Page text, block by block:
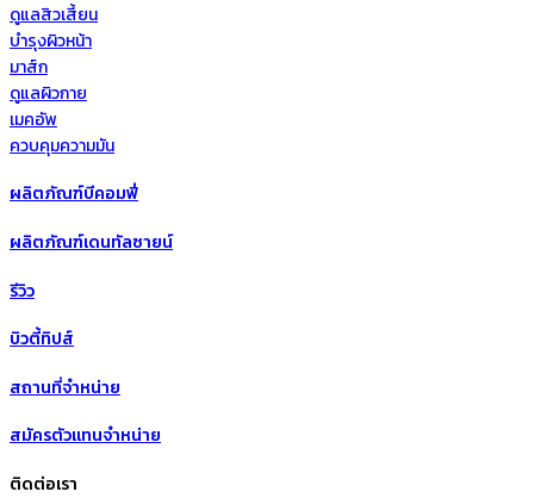
ดูแลสิวเสี้ยน
บำรุงผิวหน้า
มาส์ก
ดูแลผิวกาย
เมคอัพ
ควบคุมความมัน
ผลิตภัณฑ์บีคอมฟี่
ผลิตภัณฑ์เดนทัลซายน์
รีวิว
บิวตี้ทิปส์
สถานที่จำหน่าย
สมัครตัวแทนจำหน่าย
ติดต่อเรา